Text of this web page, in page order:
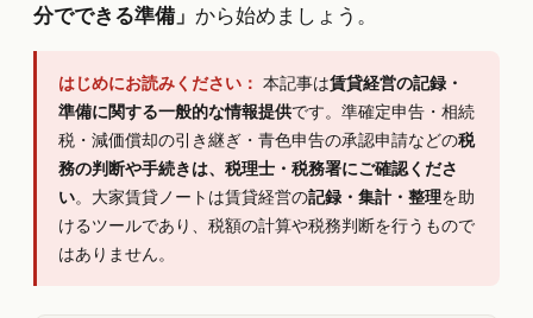
分でできる準備」 から始めましょう。
はじめにお読みください： 本記事は賃貸経営の記録・
準備に関する一般的な情報提供です。準確定申告・相続
税・減価償却の引き継ぎ・青色申告の承認申請などの税
務の判断や手続きは、税理士・税務署にご確認くださ
い。大家賃貸ノートは賃貸経営の記録・集計・整理を助
けるツールであり、税額の計算や税務判断を行うもので
はありません。